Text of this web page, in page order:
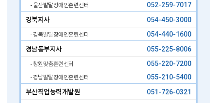
- 울산발달장애인훈련센터
052-259-7017
경북지사
054-450-3000
- 경북발달장애인훈련센터
054-440-1600
경남동부지사
055-225-8006
- 창원맞춤훈련센터 055-220-7200
- 경남발달장애인훈련센터
055-210-5400
부산직업능력개발원
051-726-0321